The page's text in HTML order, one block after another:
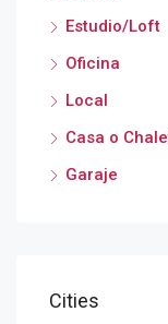
Estudio/Loft
Oficina
Local
Casa o
Garaje
Cities